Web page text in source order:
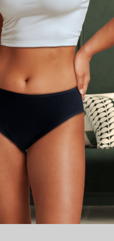
la peau : 100 % Coton
biologique.
100% polyester avec une
:
sont soigneusement
France garantie”.
utilisation